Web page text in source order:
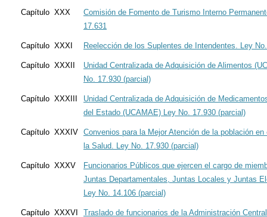
Capítulo XXX
Comisión de Fomento de Turismo Interno
17.631
Capítulo XXXI Reelección de los Suplentes de Intendentes. Ley
Capítulo XXXII
Unidad Centralizada de Adquisición de Alimentos
No. 17.930 (parcial)
Capítulo XXXIII
Unidad Centralizada de Adquisición de
del Estado (UCAMAE) Ley No. 17.930 (parcial)
Capítulo XXXIV
Convenios para la Mejor Atención de la población en
la Salud. Ley No. 17.930 (parcial)
Capítulo XXXV
Funcionarios Públicos que ejercen el cargo de
Juntas Departamentales, Juntas Locales y Juntas
Ley No. 14.106 (parcial)
Capítulo XXXVI
Traslado de funcionarios de la Administración